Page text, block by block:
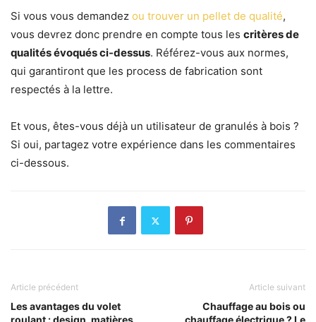
Si vous vous demandez ou trouver un pellet de qualité,
vous devrez donc prendre en compte tous les critères de
qualités évoqués ci-dessus. Référez-vous aux normes,
qui garantiront que les process de fabrication sont
respectés à la lettre.
Et vous, êtes-vous déjà un utilisateur de granulés à bois ?
Si oui, partagez votre expérience dans les commentaires
ci-dessous.
Article précédent
Les avantages du volet
Article suivant
Chauffage au bois ou